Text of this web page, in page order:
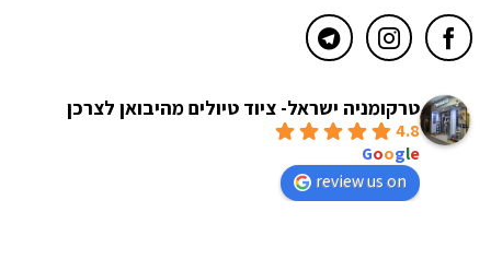
טרקומניה ישראל- ציוד טיולים מהיבואן לצרכן
4.8
Google
review us on